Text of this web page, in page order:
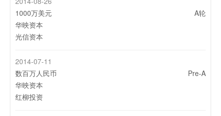
A轮
1000万美元
华映资本
光信资本
2014-07-11
Pre-A
数百万人民币
华映资本
红柳投资